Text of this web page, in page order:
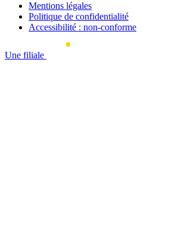
Mentions légales
Politique de confidentialité
Accessibilité : non-conforme
Une filiale